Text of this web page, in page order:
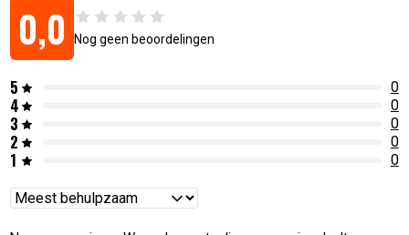
0,0 Nog geen beoordelingen
5 0
4 0
3 0
2 0
1 0
Reviews